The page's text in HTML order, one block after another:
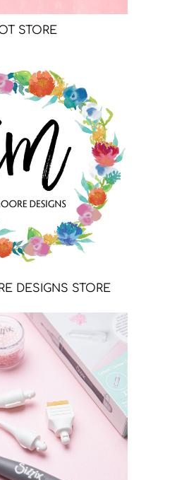
STORE
DESIGNS STORE